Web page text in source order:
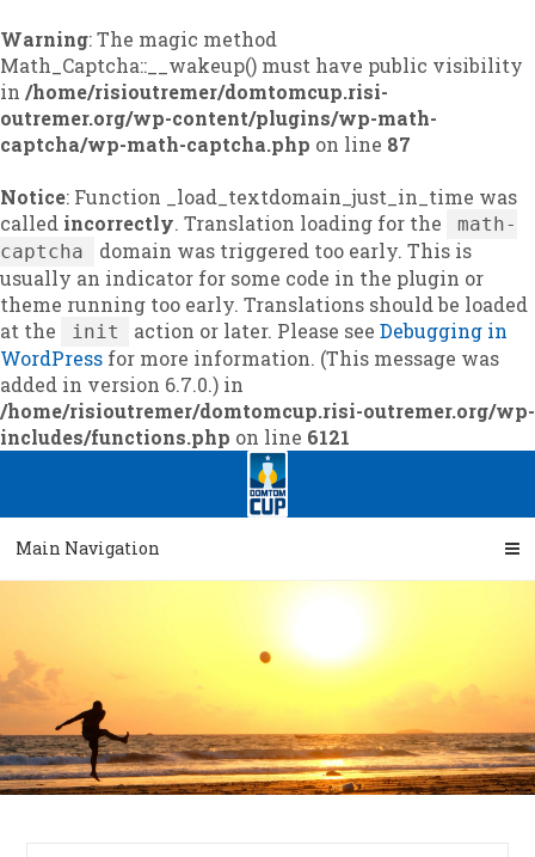
Warning: The magic method
Math_Captcha::__wakeup() must have public visibility
in /home/risioutremer/domtomcup.risi-
outremer.org/wp-content/plugins/wp-math-
captcha/wp-math-captcha.php on line 87
Notice: Function _load_textdomain_just_in_time was
called incorrectly. Translation loading for the
math-
captcha
domain was triggered too early. This is
usually an indicator for some code in the plugin or
theme running too early. Translations should be loaded
at the
init action or later. Please seeDebugging in
WordPress for more information. (This message was
added in version 6.7.0.) in
/home/risioutremer/domtomcup.risi-outremer.org/wp-
includes/functions.php on line 6121
navigation
content
Main Navigation